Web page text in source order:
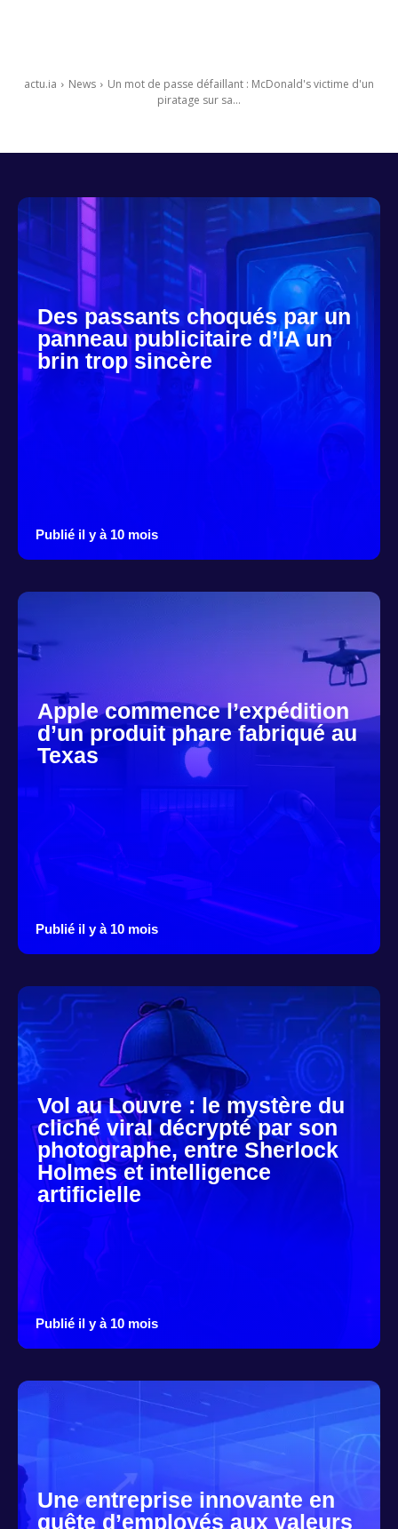
actu.ia News
Un mot de passe défaillant : McDonald's victime d'un
piratage sur sa...
Des passants choqués par un
panneau publicitaire d’IA un
brin trop sincère
Publié il y à 10 mois
Apple commence l’expédition
d’un produit phare fabriqué au
Texas
Publié il y à 10 mois
Vol au Louvre : le mystère du
cliché viral décrypté par son
photographe, entre Sherlock
Holmes et intelligence
artificielle
Publié il y à 10 mois
Une entreprise innovante en
quête d’employés aux valeurs